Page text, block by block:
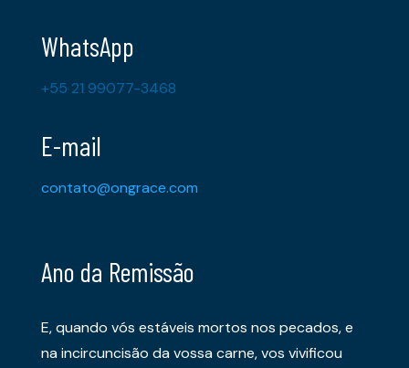
WhatsApp
+55 21 99077-3468
E-mail
contato@ongrace.com
Ano da Remissão
E, quando vós estáveis mortos nos pecados, e
na incircuncisão da vossa carne, vos vivificou